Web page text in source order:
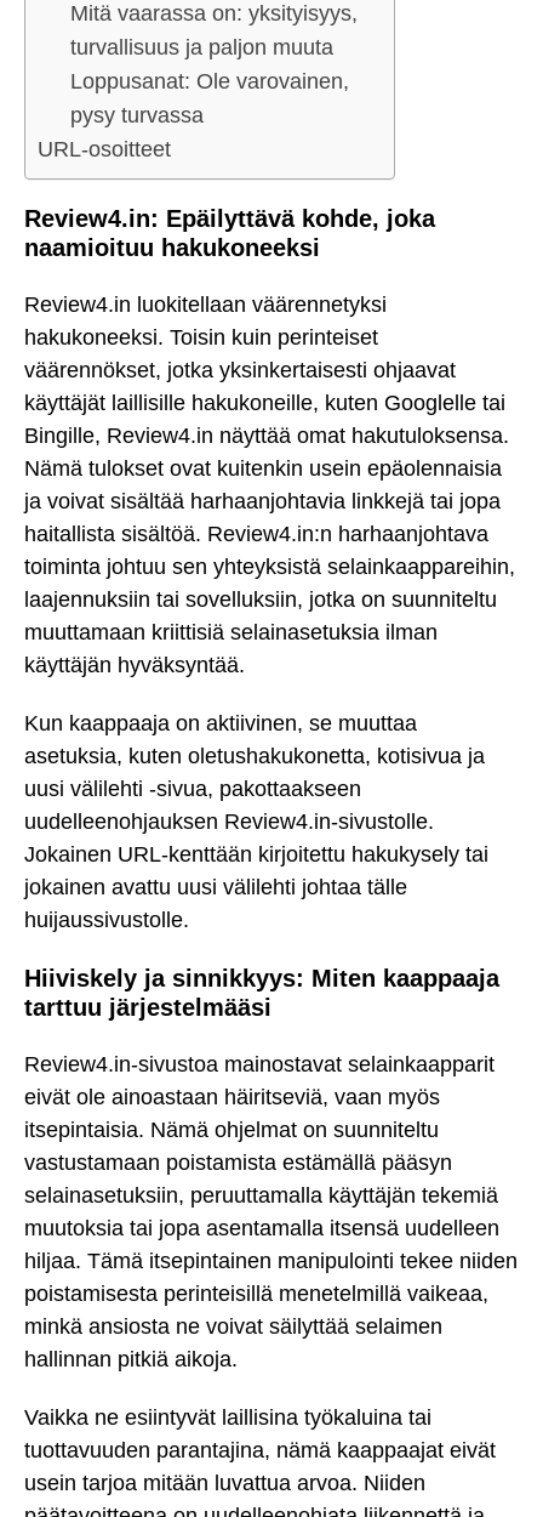
Mitä vaarassa on: yksityisyys,
turvallisuus ja paljon muuta
Loppusanat: Ole varovainen,
pysy turvassa
URL-osoitteet
Review4.in: Epäilyttävä kohde, joka
naamioituu hakukoneeksi
Review4.in luokitellaan väärennetyksi
hakukoneeksi. Toisin kuin perinteiset
väärennökset, jotka yksinkertaisesti ohjaavat
käyttäjät laillisille hakukoneille, kuten Googlelle tai
Bingille, Review4.in näyttää omat hakutuloksensa.
Nämä tulokset ovat kuitenkin usein epäolennaisia
ja voivat sisältää harhaanjohtavia linkkejä tai jopa
haitallista sisältöä. Review4.in:n harhaanjohtava
toiminta johtuu sen yhteyksistä selainkaappareihin,
laajennuksiin tai sovelluksiin, jotka on suunniteltu
muuttamaan kriittisiä selainasetuksia ilman
käyttäjän hyväksyntää.
Kun kaappaaja on aktiivinen, se muuttaa
asetuksia, kuten oletushakukonetta, kotisivua ja
uusi välilehti -sivua, pakottaakseen
uudelleenohjauksen Review4.in-sivustolle.
Jokainen URL-kenttään kirjoitettu hakukysely tai
jokainen avattu uusi välilehti johtaa tälle
huijaussivustolle.
Hiiviskely ja sinnikkyys: Miten kaappaaja
tarttuu järjestelmääsi
Review4.in-sivustoa mainostavat selainkaapparit
eivät ole ainoastaan häiritseviä, vaan myös
itsepintaisia. Nämä ohjelmat on suunniteltu
vastustamaan poistamista estämällä pääsyn
selainasetuksiin, peruuttamalla käyttäjän tekemiä
muutoksia tai jopa asentamalla itsensä uudelleen
hiljaa. Tämä itsepintainen manipulointi tekee niiden
poistamisesta perinteisillä menetelmillä vaikeaa,
minkä ansiosta ne voivat säilyttää selaimen
hallinnan pitkiä aikoja.
Vaikka ne esiintyvät laillisina työkaluina tai
tuottavuuden parantajina, nämä kaappaajat eivät
usein tarjoa mitään luvattua arvoa. Niiden